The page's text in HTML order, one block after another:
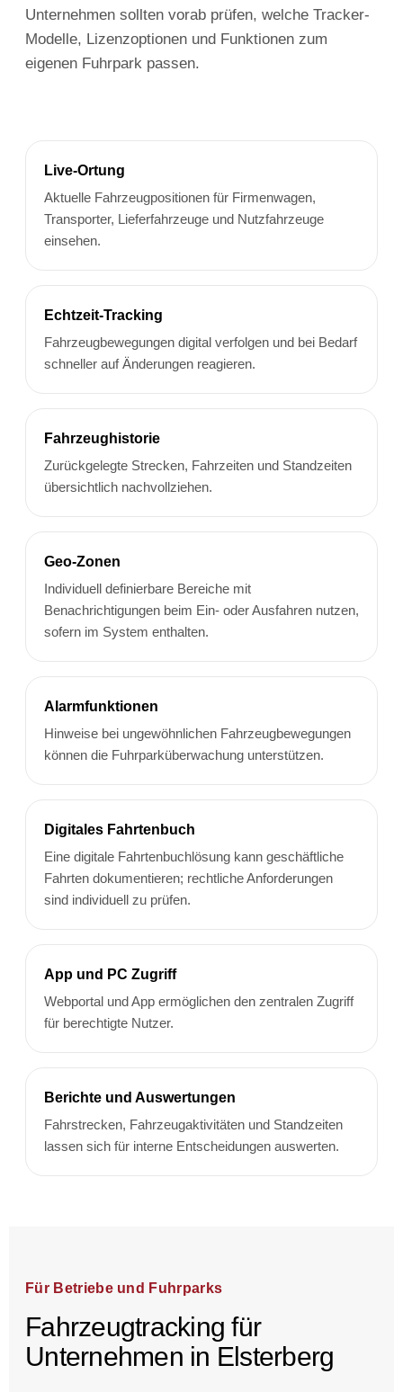
Unternehmen sollten vorab prüfen, welche Tracker-
Modelle, Lizenzoptionen und Funktionen zum
eigenen Fuhrpark passen.
Live-Ortung
Aktuelle Fahrzeugpositionen für Firmenwagen,
Transporter, Lieferfahrzeuge und Nutzfahrzeuge
einsehen.
Echtzeit-Tracking
Fahrzeugbewegungen digital verfolgen und bei Bedarf
schneller auf Änderungen reagieren.
Fahrzeughistorie
Zurückgelegte Strecken, Fahrzeiten und Standzeiten
übersichtlich nachvollziehen.
Geo-Zonen
Individuell definierbare Bereiche mit
Benachrichtigungen beim Ein- oder Ausfahren nutzen,
sofern im System enthalten.
Alarmfunktionen
Hinweise bei ungewöhnlichen Fahrzeugbewegungen
können die Fuhrparküberwachung unterstützen.
Digitales Fahrtenbuch
Eine digitale Fahrtenbuchlösung kann geschäftliche
Fahrten dokumentieren; rechtliche Anforderungen
sind individuell zu prüfen.
App und PC Zugriff
Webportal und App ermöglichen den zentralen Zugriff
für berechtigte Nutzer.
Berichte und Auswertungen
Fahrstrecken, Fahrzeugaktivitäten und Standzeiten
lassen sich für interne Entscheidungen auswerten.
Für Betriebe und Fuhrparks
Fahrzeugtracking für
Unternehmen in Elsterberg